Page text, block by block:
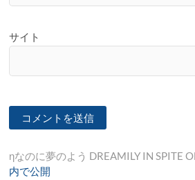
サイト
投
ηなのに夢のよう DREAMILY IN SPITE
内で公開